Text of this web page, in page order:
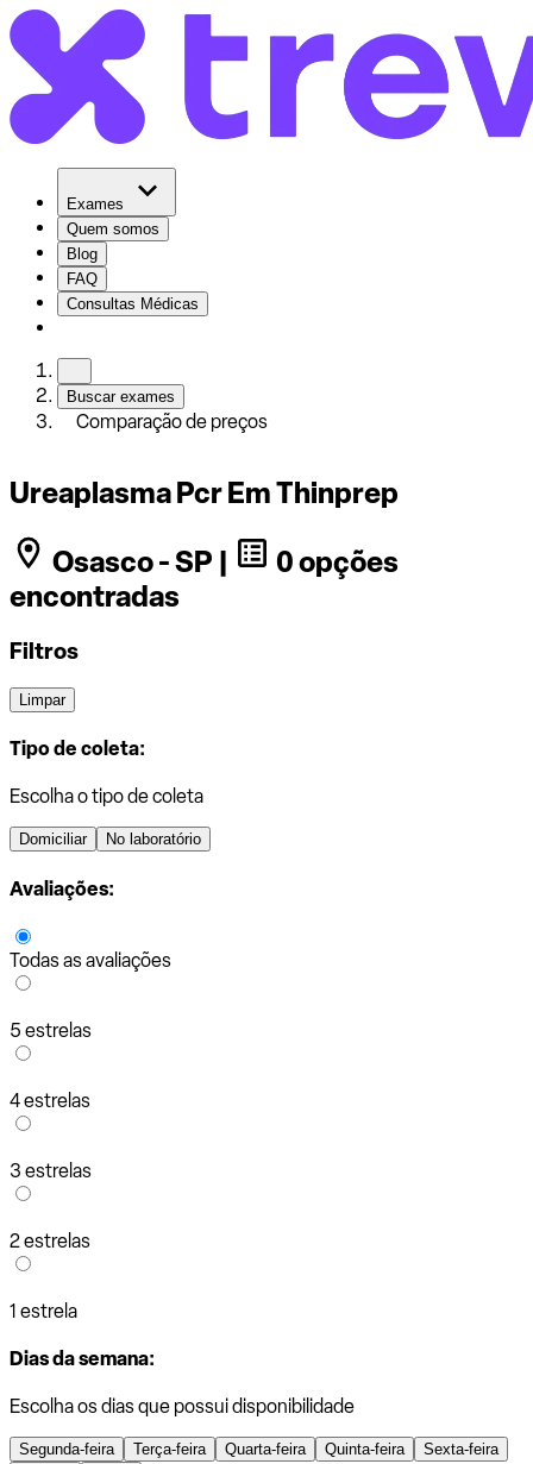
Exames
Quem somos
Blog
FAQ
Consultas Médicas
Buscar exames
Comparação de preços
Ureaplasma Pcr Em Thinprep
Osasco - SP |
0 opções
encontradas
Filtros
Limpar
Tipo de coleta:
Escolha o tipo de coleta
Domiciliar No laboratório
Avaliações:
Todas as avaliações
5 estrelas
4 estrelas
3 estrelas
2 estrelas
1 estrela
Dias da semana:
Escolha os dias que possui disponibilidade
Segunda-feira Terça-feira Quarta-feira Quinta-feira
Sexta-feira